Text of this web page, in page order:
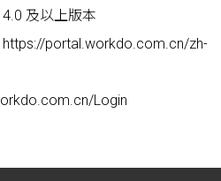
及以上版本
zh-
Login